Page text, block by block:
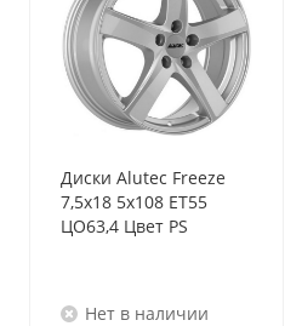
Диски Alutec Freeze
7,5x18 5x108 ET55
ЦО63,4 Цвет PS
Нет в наличии